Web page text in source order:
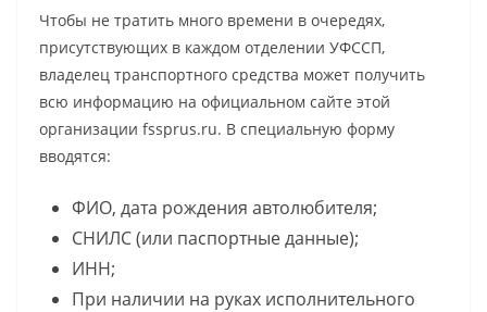
Чтобы не тратить много времени в очередях,
присутствующих в каждом отделении УФССП,
владелец транспортного средства может получить
всю информацию на официальном сайте этой
организации fssprus.ru. В специальную форму
вводятся:
ФИО, дата рождения автолюбителя;
СНИЛС (или паспортные данные);
ИНН;
При наличии на руках исполнительного